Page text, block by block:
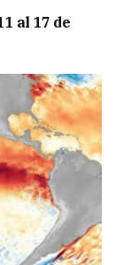
al 17 de